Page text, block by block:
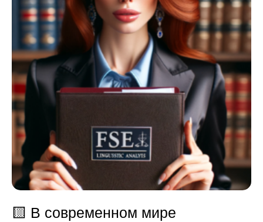
🟨 В современном мире